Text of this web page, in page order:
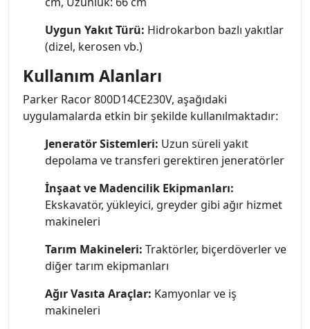
Uygun Yakıt Türü: Hidrokarbon bazlı yakıtlar
(dizel, kerosen vb.)
Kullanım Alanları
Parker Racor 800D14CE230V, aşağıdaki
uygulamalarda etkin bir şekilde kullanılmaktadır:
Jeneratör Sistemleri: Uzun süreli yakıt
depolama ve transferi gerektiren jeneratörler
İnşaat ve Madencilik Ekipmanları:
Ekskavatör, yükleyici, greyder gibi ağır hizmet
makineleri
Tarım Makineleri: Traktörler, biçerdöverler ve
diğer tarım ekipmanları
Ağır Vasıta Araçlar: Kamyonlar ve iş
makineleri